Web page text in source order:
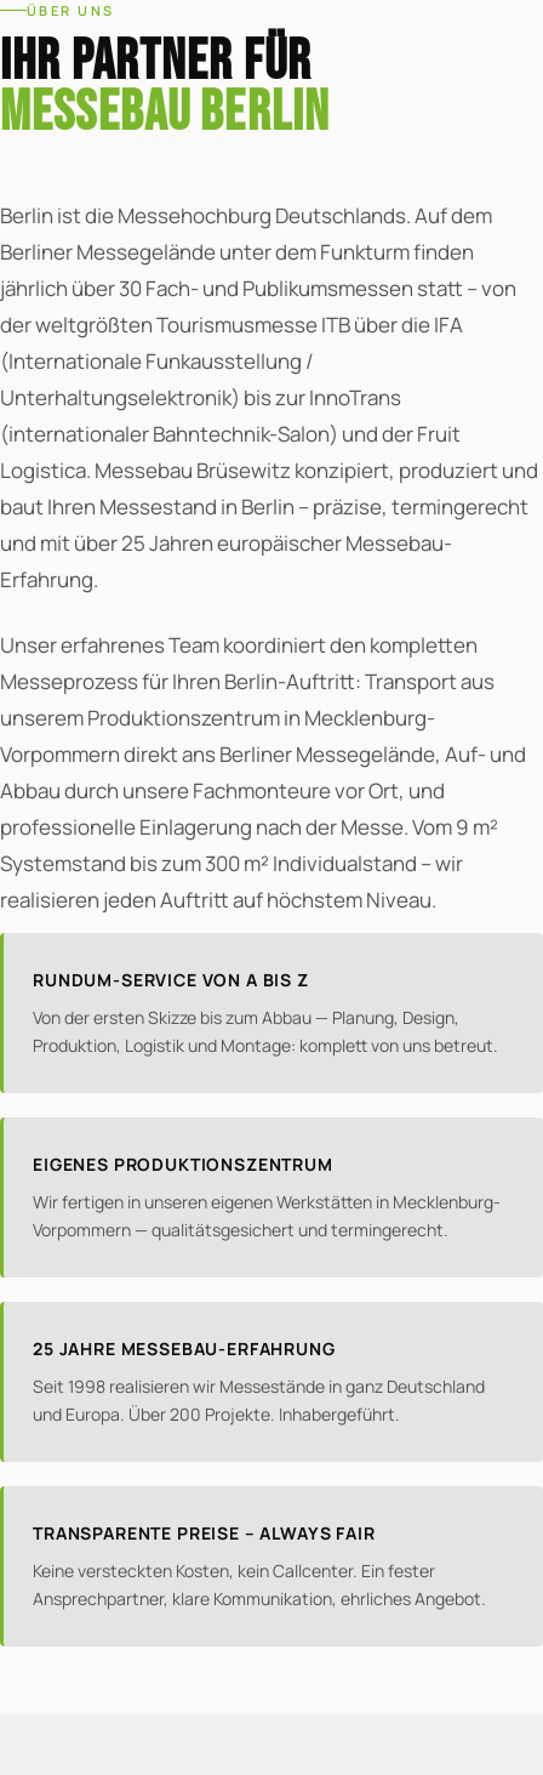
ÜBER UNS
IHR PARTNER FÜR
MESSEBAU BERLIN
Berlin ist die Messehochburg Deutschlands. Auf dem
Berliner Messegelände unter dem Funkturm finden
jährlich über 30 Fach- und Publikumsmessen statt – von
der weltgrößten Tourismusmesse ITB über die IFA
(Internationale Funkausstellung /
Unterhaltungselektronik) bis zur InnoTrans
(internationaler Bahntechnik-Salon) und der Fruit
Logistica. Messebau Brüsewitz konzipiert, produziert und
baut Ihren Messestand in Berlin – präzise, termingerecht
und mit über 25 Jahren europäischer Messebau-
Erfahrung.
Unser erfahrenes Team koordiniert den kompletten
Messeprozess für Ihren Berlin-Auftritt: Transport aus
unserem Produktionszentrum in Mecklenburg-
Vorpommern direkt ans Berliner Messegelände, Auf- und
Abbau durch unsere Fachmonteure vor Ort, und
professionelle Einlagerung nach der Messe. Vom 9 m²
Systemstand bis zum 300 m² Individualstand – wir
realisieren jeden Auftritt auf höchstem Niveau.
RUNDUM-SERVICE VON A BIS Z
Von der ersten Skizze bis zum Abbau — Planung, Design,
Produktion, Logistik und Montage: komplett von uns betreut.
EIGENES PRODUKTIONSZENTRUM
Wir fertigen in unseren eigenen Werkstätten in Mecklenburg-
Vorpommern — qualitätsgesichert und termingerecht.
25 JAHRE MESSEBAU-ERFAHRUNG
Seit 1998 realisieren wir Messestände in ganz Deutschland
und Europa. Über 200 Projekte. Inhabergeführt.
TRANSPARENTE PREISE – ALWAYS FAIR
Keine versteckten Kosten, kein Callcenter. Ein fester
Ansprechpartner, klare Kommunikation, ehrliches Angebot.